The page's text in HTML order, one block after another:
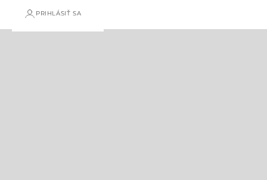
PRIHLÁSIŤ SA
APARTMÁNY A REZIDENCIE